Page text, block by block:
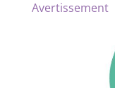
Avertissement